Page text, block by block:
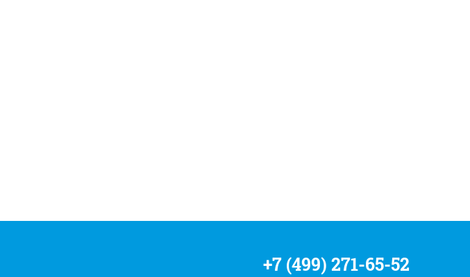
+7 (499) 271-65-52